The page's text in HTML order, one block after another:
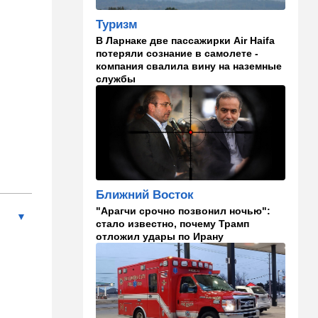
в "Мосаде"
00:07 Израиль
Стало известно, кому
принадлежит тело,
найденное в районе Петах-
Тиквы
Общество
Помогите найти: пропала
Эльмира из Рамат-Гана
23:35 Мнения
Безо всяких табу
22:20 Израиль
Проживающий в России
израильтянин прямо с
самолета угодил в ШАБАК
21:48 Израиль
"Сумасшедшие рулят
Туризм
В Ларнаке две пассажирки Air Haifa
потеряли сознание в самолете -
компания свалила вину на наземные
службы
Ближний Восток
"Арагчи срочно позвонил ночью":
стало известно, почему Трамп
отложил удары по Ирану